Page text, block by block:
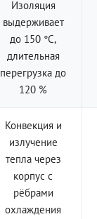
Изоляция
выдерживает
до 150 °C,
длительная
перегрузка до
120 %
Конвекция и
излучение
тепла через
корпус с
рёбрами
охлаждения